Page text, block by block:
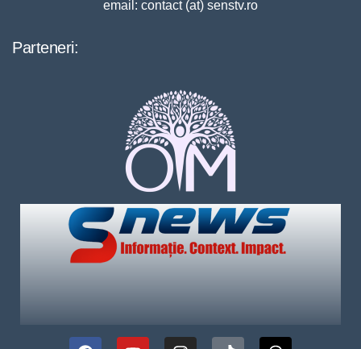
email: contact (at) senstv.ro
Parteneri: